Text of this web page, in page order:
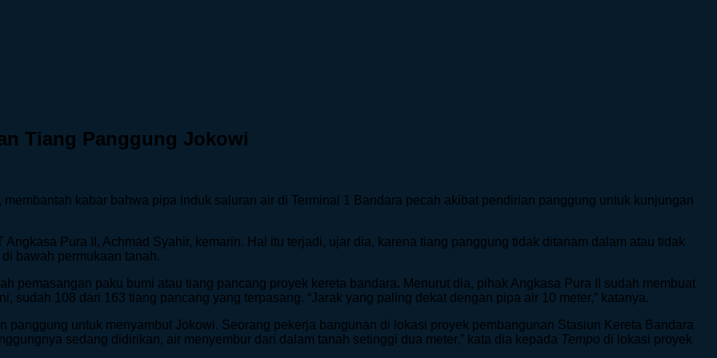
Tiang Panggung Jokowi
kabar bahwa pipa induk saluran air di Terminal 1 Bandara pecah akibat pendirian panggung untuk kunjungan
Pura II, Achmad Syahir, kemarin. Hal itu terjadi, ujar dia, karena tiang panggung tidak ditanam dalam atau tidak
bawah permukaan tanah.
pemasangan paku bumi atau tiang pancang proyek kereta bandara. Menurut dia, pihak Angkasa Pura II sudah membuat
sudah 108 dari 163 tiang pancang yang terpasang. “Jarak yang paling dekat dengan pipa air 10 meter,” katanya.
panggung untuk menyambut Jokowi. Seorang pekerja bangunan di lokasi proyek pembangunan Stasiun Kereta Bandara
sedang didirikan, air menyembur dari dalam tanah setinggi dua meter,” kata dia kepada Tempo di lokasi proyek